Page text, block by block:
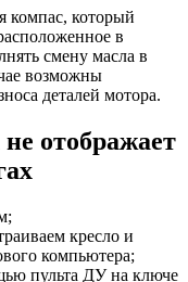
компас, который
в
смену масла в
возможны
деталей мотора.
отображает
кресло и
компьютера;
пульта ДУ на ключе